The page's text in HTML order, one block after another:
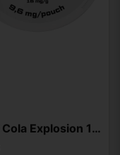
RAVE Cola Explosion 16mg